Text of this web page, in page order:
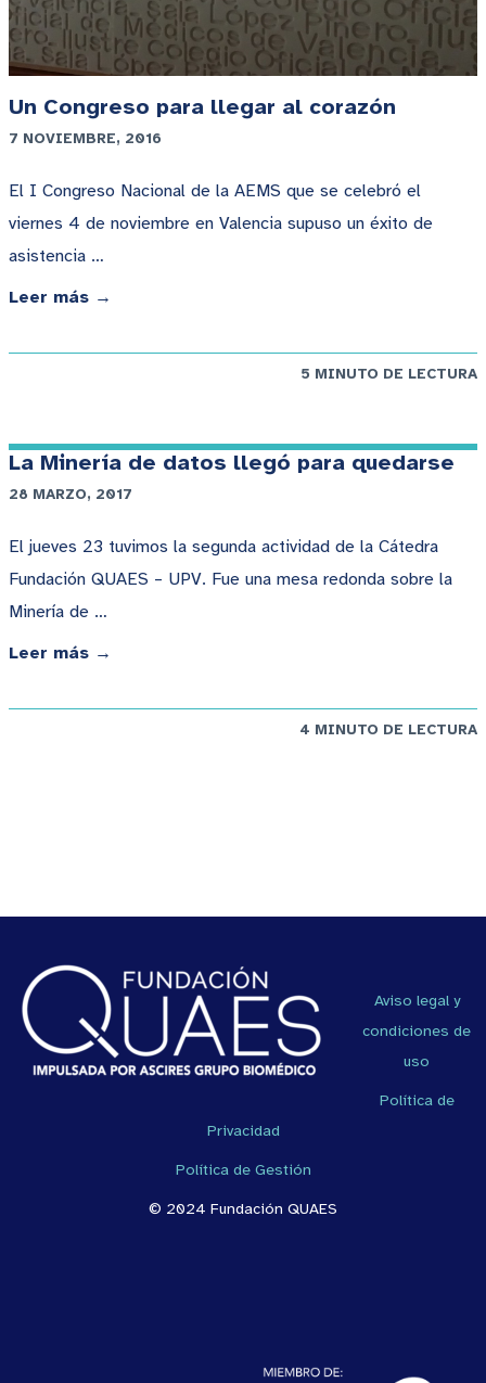
Un Congreso para llegar al corazón
7 NOVIEMBRE, 2016
El I Congreso Nacional de la AEMS que se celebró el
viernes 4 de noviembre en Valencia supuso un éxito de
asistencia …
Leer más →
5 MINUTO DE LECTURA
La Minería de datos llegó para quedarse
28 MARZO, 2017
El jueves 23 tuvimos la segunda actividad de la Cátedra
Fundación QUAES – UPV. Fue una mesa redonda sobre la
Minería de …
Leer más →
4 MINUTO DE LECTURA
Aviso legal y
condiciones de
uso
Política de
Privacidad
Política de Gestión
© 2024 Fundación QUAES